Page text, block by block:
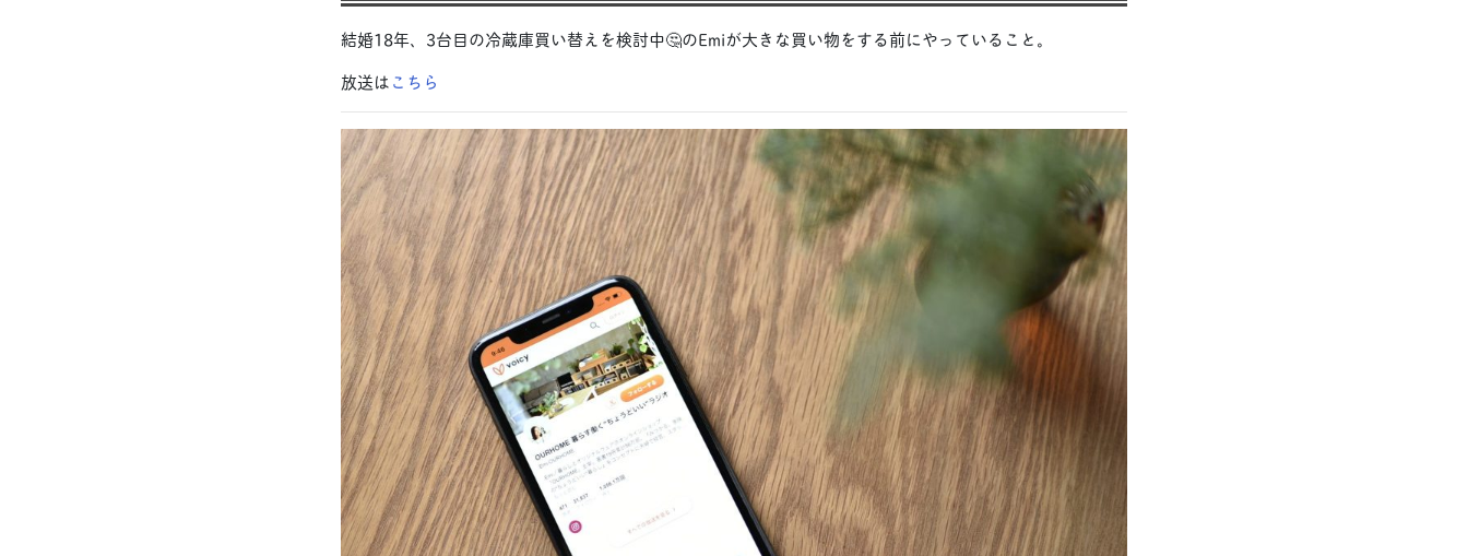
結婚18年、3台目の冷蔵庫買い替えを検討中🤔のEmiが大きな買い物をする前にやっていること。
放送はこちら